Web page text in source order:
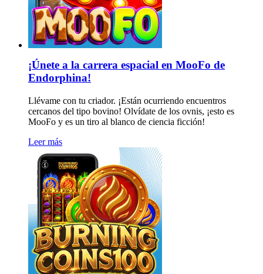
¡Únete a la carrera espacial en MooFo de
Endorphina!
Llévame con tu criador. ¡Están ocurriendo encuentros
cercanos del tipo bovino! Olvídate de los ovnis, ¡esto es
MooFo y es un tiro al blanco de ciencia ficción!
Leer más